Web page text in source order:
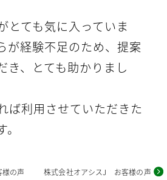
とても気に入っていま
が経験不足のため、提案
き、とても助かりまし
ば利用させていただきた
の声 株式会社オアシスJ お客様の声